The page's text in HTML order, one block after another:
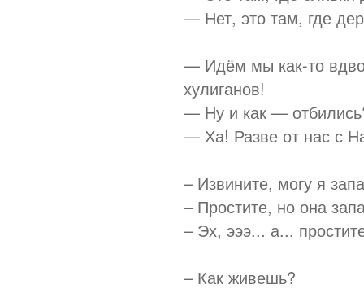
— Нет, это там, где
— Идём мы как-то
хулиганов!
— Ну и как —
— Ха! Разве от нас с
– Извините, могу я
– Простите, но она
– Эх, эээ... а...
– Как живешь?